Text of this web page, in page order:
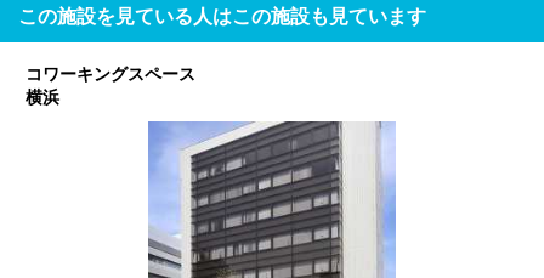
この施設を見ている人はこの施設も見ています
コワーキングスペース
横浜